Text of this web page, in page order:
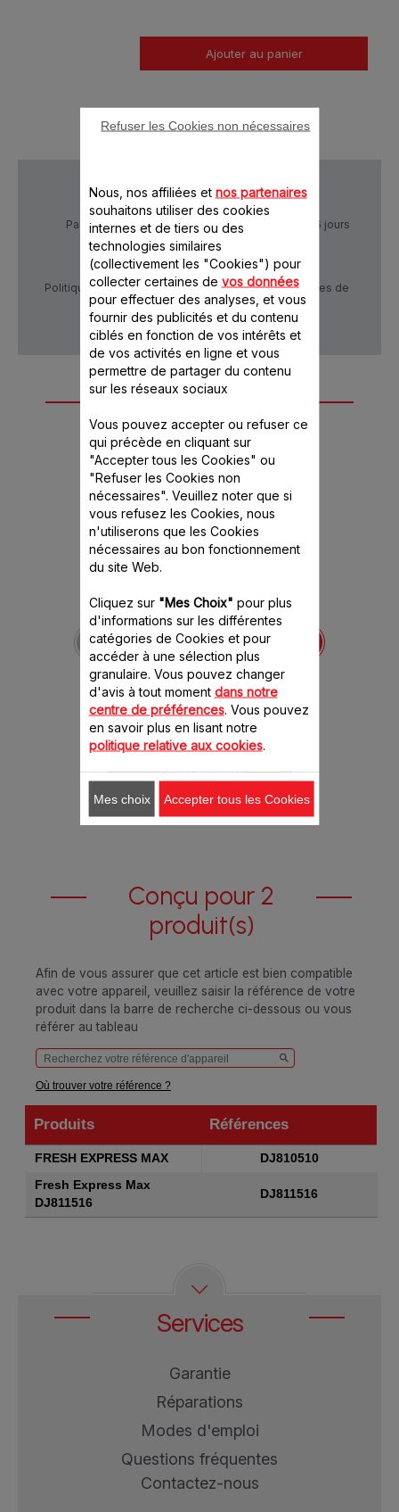
Ajouter au panier
Paiement Sécurisé Livraison sous 5 à 6 jours
Politique de confidentialité
Conditions générales de
vente
Autre(s) accessoire(s)
recommandé(s)
Cône à râper épais
rouge SS-193998
Pour les crudités par
Stock disponible.
10.10 CHF
Ajouter au panier
Conçu pour 2
produit(s)
Afin de vous assurer que cet article est bien compatible
avec votre appareil, veuillez saisir la référence de votre
produit dans la barre de recherche ci-dessous ou vous
référer au tableau
Où trouver votre référence ?
Produits
Références
Produits
Références
FRESH EXPRESS MAX
DJ810510
Fresh Express Max
DJ811516
DJ811516
Services
Garantie
Réparations
Modes d'emploi
Questions fréquentes
Contactez-nous
Nous, nos affiliées et nos partenaires
souhaitons utiliser des cookies
internes et de tiers ou des
technologies similaires
(collectivement les "Cookies") pour
collecter certaines de vos données
pour effectuer des analyses, et vous
fournir des publicités et du contenu
ciblés en fonction de vos intérêts et
de vos activités en ligne et vous
permettre de partager du contenu
sur les réseaux sociaux
Vous pouvez accepter ou refuser ce
qui précède en cliquant sur
"Accepter tous les Cookies" ou
"Refuser les Cookies non
nécessaires". Veuillez noter que si
vous refusez les Cookies, nous
n'utiliserons que les Cookies
nécessaires au bon fonctionnement
du site Web.
Cliquez sur "Mes Choix" pour plus
d'informations sur les différentes
catégories de Cookies et pour
accéder à une sélection plus
granulaire. Vous pouvez changer
d'avis à tout moment dans notre
centre de préférences. Vous pouvez
en savoir plus en lisant notre
politique relative aux cookies.
Refuser les Cookies non nécessaires
Mes choix Accepter tous les Cookies